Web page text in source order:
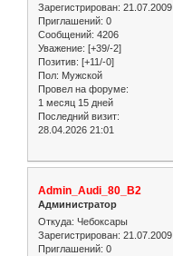
Зарегистрирован: 21.07.2009
Приглашений: 0
Сообщений: 4206
Уважение: [+39/-2]
Позитив: [+11/-0]
Пол: Мужской
Провел на форуме:
1 месяц 15 дней
Последний визит:
28.04.2026 21:01
Admin_Audi_80_B2
Администратор
Откуда: Чебоксары
Зарегистрирован: 21.07.2009
Приглашений: 0